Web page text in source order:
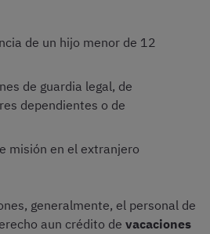
de un hijo menor de 12
de guardia legal, de
dependientes o de
misión en el extranjero
generalmente, el personal de
aun crédito de vacaciones